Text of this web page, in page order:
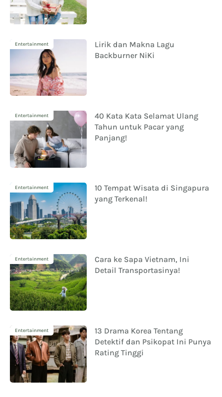
Entertainment
Lirik dan Makna Lagu
Backburner NiKi
Entertainment
40 Kata Kata Selamat Ulang
Tahun untuk Pacar yang
Panjang!
Entertainment
10 Tempat Wisata di Singapura
yang Terkenal!
Entertainment
Cara ke Sapa Vietnam, Ini
Detail Transportasinya!
Entertainment
13 Drama Korea Tentang
Detektif dan Psikopat Ini Punya
Rating Tinggi